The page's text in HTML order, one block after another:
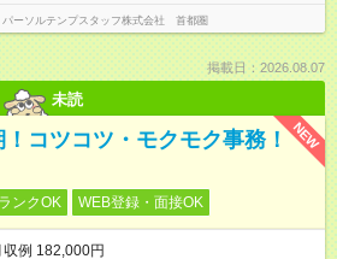
パーソルテンプスタッフ株式会社 首都圏
掲載日：2026.08.07
未読
NEW
！コツコツ・モクモク事務！
ンクOK WEB登録・面接OK
例 182,000円